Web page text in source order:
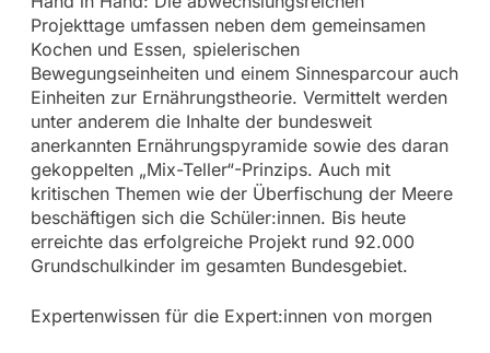
Projekttage umfassen neben dem gemeinsamen
Kochen und Essen, spielerischen
Bewegungseinheiten und einem Sinnesparcour auch
Einheiten zur Ernährungstheorie. Vermittelt werden
unter anderem die Inhalte der bundesweit
anerkannten Ernährungspyramide sowie des daran
gekoppelten „Mix-Teller“-Prinzips. Auch mit
kritischen Themen wie der Überfischung der Meere
beschäftigen sich die Schüler:innen. Bis heute
erreichte das erfolgreiche Projekt rund 92.000
Grundschulkinder im gesamten Bundesgebiet.
Expertenwissen für die Expert:innen von morgen